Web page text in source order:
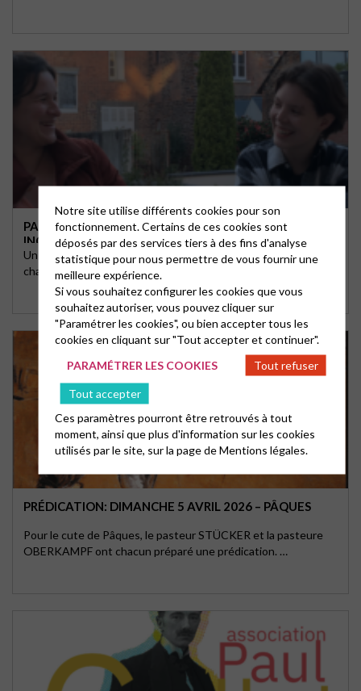
PAROLES VIVES : UNE FENÊTRE OUVERTE SUR LA FOI
INCARNÉE.
Un nouveau format vidéo disponible sur instagram et sur la
chaîne youtube de la région Ouest.
PRÉDICATION: DIMANCHE 5 AVRIL 2026 – PÂQUES
Pour le cute de Pâques, le pasteur STÜCKER et la pasteure
OBERKAMPF ont chacun préparé une prédication. …
Notre site utilise différents cookies pour son
fonctionnement. Certains de ces cookies sont
déposés par des services tiers à des fins d'analyse
statistique pour nous permettre de vous fournir une
meilleure expérience.
Si vous souhaitez configurer les cookies que vous
souhaitez autoriser, vous pouvez cliquer sur
"Paramétrer les cookies", ou bien accepter tous les
cookies en cliquant sur "Tout accepter et continuer".
PARAMÉTRER LES COOKIES
Tout refuser
Tout accepter
Ces paramètres pourront être retrouvés à tout
moment, ainsi que plus d'information sur les cookies
utilisés par le site, sur la page deMentions légales.